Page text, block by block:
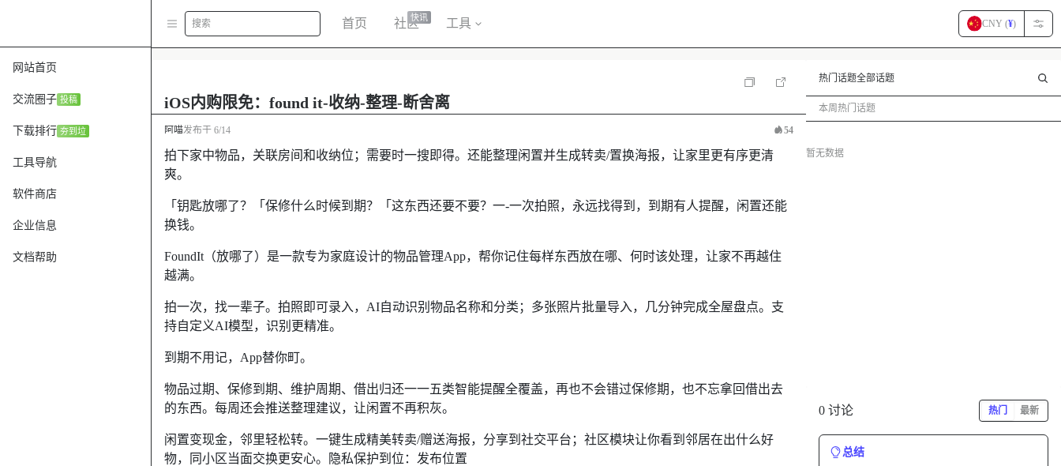
网站首页
交流圈子 投稿
下载排行 夯到垃
工具导航
软件商店
企业信息
文档帮助
搜索 首页 社区快讯 工具 CNY (¥)
iOS内购限免：found it-收纳-整理-断舍离
阿喵发布于 6/14 54
拍下家中物品，关联房间和收纳位；需要时一搜即得。还能整理闲置并生成转卖/置换海报，让家里更有序更清
爽。
「钥匙放哪了？「保修什么时候到期？「这东西还要不要？一-一次拍照，永远找得到，到期有人提醒，闲置还能
换钱。
FoundIt（放哪了）是一款专为家庭设计的物品管理App，帮你记住每样东西放在哪、何时该处理，让家不再越住
越满。
拍一次，找一辈子。拍照即可录入，AI自动识别物品名称和分类；多张照片批量导入，几分钟完成全屋盘点。支
持自定义AI模型，识别更精准。
到期不用记，App替你町。
物品过期、保修到期、维护周期、借出归还一一五类智能提醒全覆盖，再也不会错过保修期，也不忘拿回借出去
的东西。每周还会推送整理建议，让闲置不再积灰。
闲置变现金，邻里轻松转。一键生成精美转卖/赠送海报，分享到社交平台；社区模块让你看到邻居在出什么好
物，同小区当面交换更安心。隐私保护到位：发布位置
热门话题全部话题
本周热门话题
暂无数据
0 讨论 热门 最新
总结